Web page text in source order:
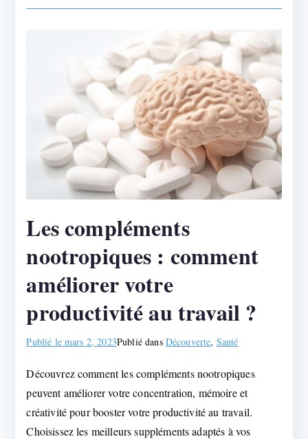
Les compléments
nootropiques : comment
améliorer votre
productivité au travail ?
Publié lemars 2, 2023Publié dans Découverte, Santé
Découvrez comment les compléments nootropiques
peuvent améliorer votre concentration, mémoire et
créativité pour booster votre productivité au travail.
Choisissez les meilleurs suppléments adaptés à vos